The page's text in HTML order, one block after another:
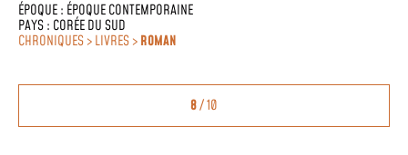
ÉPOQUE : ÉPOQUE CONTEMPORAINE
PAYS : CORÉE DU SUD
CHRONIQUES > LIVRES >ROMAN
8/ 10